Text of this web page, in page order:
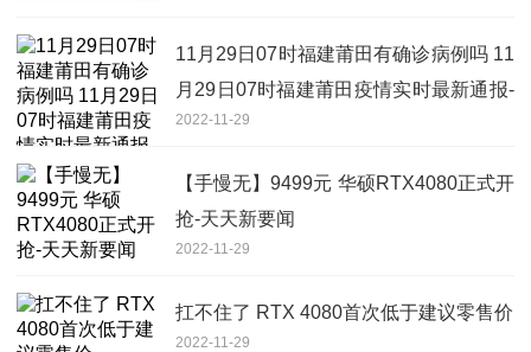
11月29日07时福建莆田有确诊病例吗 11
月29日07时福建莆田疫情实时最新通报-
每日快讯
2022-11-29
【手慢无】9499元 华硕RTX4080正式开
抢-天天新要闻
2022-11-29
扛不住了 RTX 4080首次低于建议零售价
2022-11-29